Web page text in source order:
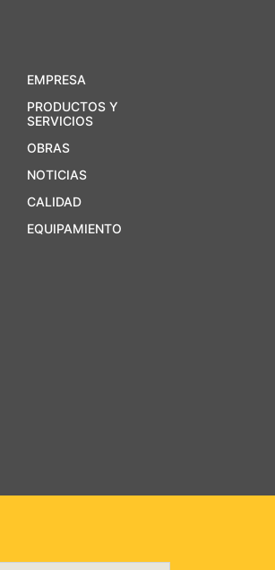
EMPRESA
PRODUCTOS Y
SERVICIOS
OBRAS
NOTICIAS
CALIDAD
EQUIPAMIENTO